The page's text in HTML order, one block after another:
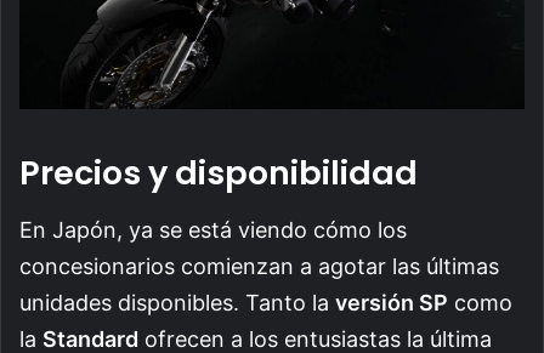
Precios y disponibilidad
En Japón, ya se está viendo cómo los
concesionarios comienzan a agotar las últimas
unidades disponibles. Tanto la versión SP como
la Standard ofrecen a los entusiastas la última